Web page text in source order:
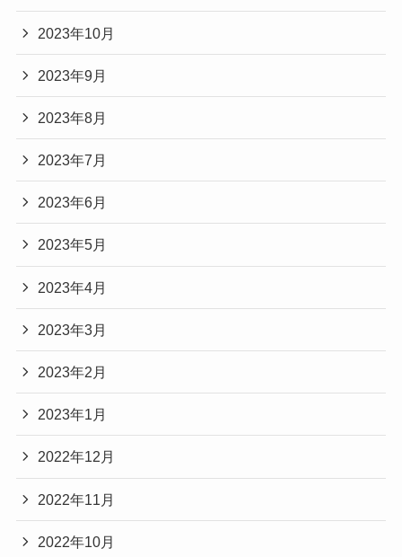
2023年10月
2023年9月
2023年8月
2023年7月
2023年6月
2023年5月
2023年4月
2023年3月
2023年2月
2023年1月
2022年12月
2022年11月
2022年10月